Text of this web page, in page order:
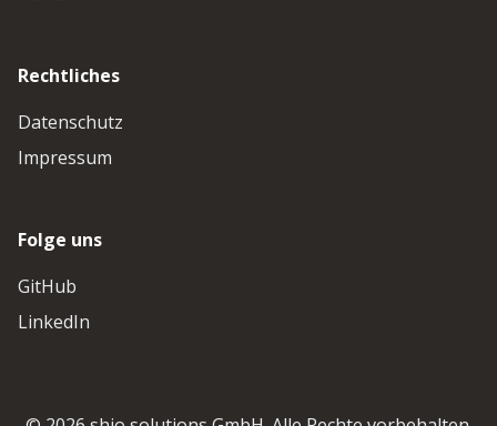
Rechtliches
Datenschutz
Impressum
Folge uns
GitHub
LinkedIn